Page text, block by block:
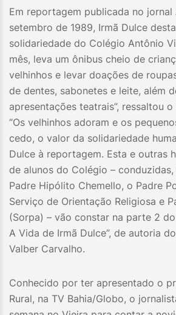
Em reportagem publicada no jornal
setembro de 1989, Irmã Dulce
solidariedade do Colégio Antônio
mês, leva um ônibus cheio de
velhinhos e levar doações de
de dentes, sabonetes e leite, além
apresentações teatrais”, ressaltou
“Os velhinhos adoram e os
cedo, o valor da solidariedade
Dulce à reportagem. Esta e outras
de alunos do Colégio –
Padre Hipólito Chemello, o Padre
Serviço de Orientação Religiosa e
(Sorpa) – vão constar na parte 2 do
A Vida de Irmã Dulce”, de autoria
Valber Carvalho.
Conhecido por ter apresentado o
Rural, na TV Bahia/Globo, o